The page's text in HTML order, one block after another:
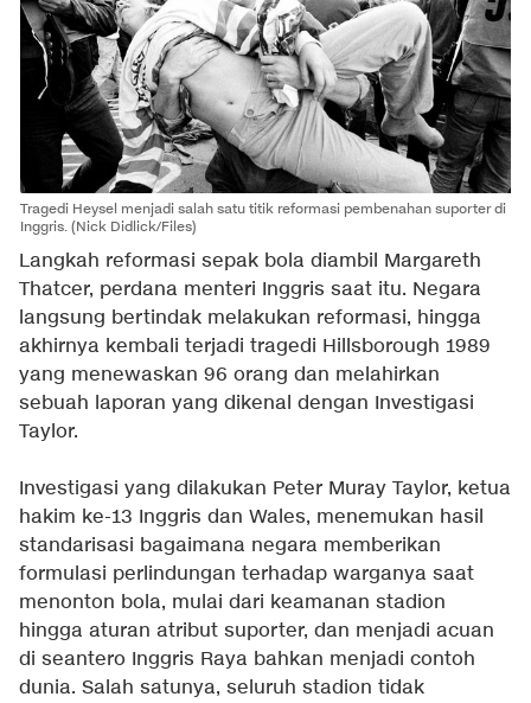
Tragedi Heysel menjadi salah satu titik reformasi pembenahan suporter di
Inggris. (Nick Didlick/Files)
Langkah reformasi sepak bola diambil Margareth
Thatcer, perdana menteri Inggris saat itu. Negara
langsung bertindak melakukan reformasi, hingga
akhirnya kembali terjadi tragedi Hillsborough 1989
yang menewaskan 96 orang dan melahirkan
sebuah laporan yang dikenal dengan Investigasi
Taylor.
Investigasi yang dilakukan Peter Muray Taylor, ketua
hakim ke-13 Inggris dan Wales, menemukan hasil
standarisasi bagaimana negara memberikan
formulasi perlindungan terhadap warganya saat
menonton bola, mulai dari keamanan stadion
hingga aturan atribut suporter, dan menjadi acuan
di seantero Inggris Raya bahkan menjadi contoh
dunia. Salah satunya, seluruh stadion tidak